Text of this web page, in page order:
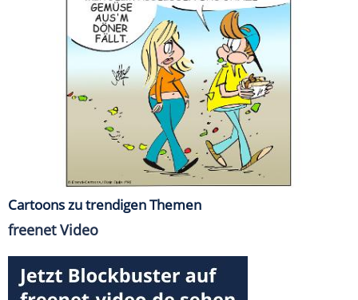
Cartoons zu trendigen Themen
freenet Video